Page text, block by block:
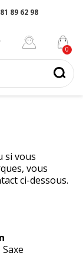
89 62 98
si vous
vous
ci-dessous.